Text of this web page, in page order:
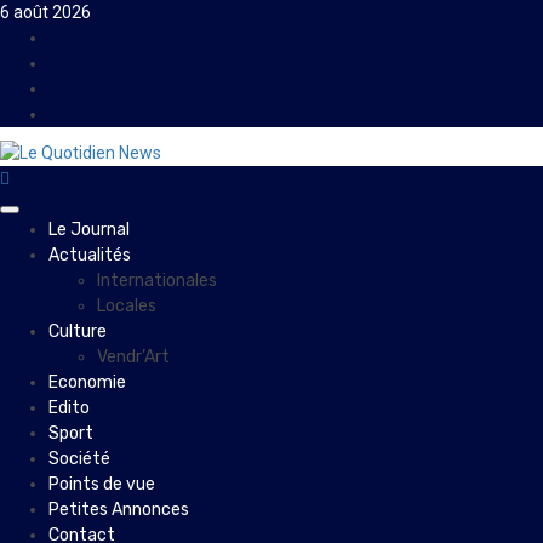
Skip
content
6 août 2026
PrimaryLe Journal
Actualités
Internationales
Locales
Culture
Vendr’Art
Economie
Edito
Sport
Société
Points de vue
Petites Annonces
Contact